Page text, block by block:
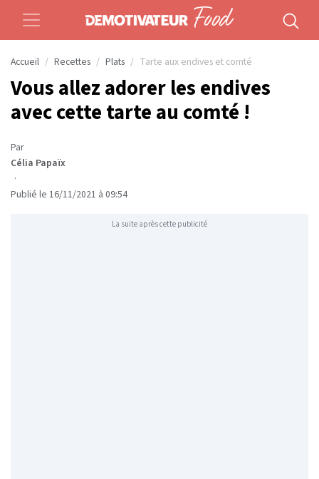
Accueil Recettes Plats Tarte aux endives et comté
Vous allez adorer les endives
avec cette tarte au comté !
Par
Célia Papaïx
·
Publié le 16/11/2021 à 09:54
La suite après cette publicité